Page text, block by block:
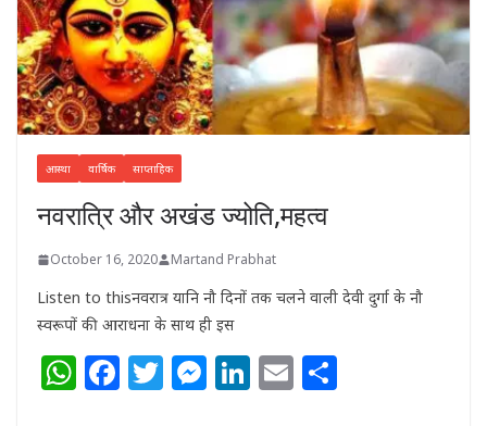
आस्था वार्षिक साप्ताहिक
नवरात्रि और अखंड ज्योति,महत्व
October 16, 2020 Martand Prabhat
Listen to thisनवरात्र यानि नौ दिनों तक चलने वाली देवी दुर्गा के नौ
स्वरूपों की आराधना के साथ ही इस
W F T M Li E